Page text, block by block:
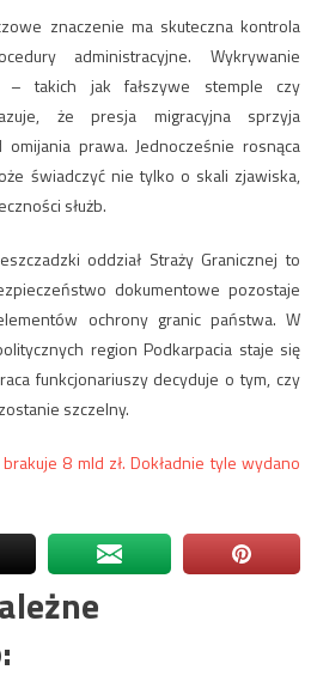
znaczenie ma skuteczna kontrola
administracyjne. Wykrywanie
– takich jak fałszywe stemple czy
że presja migracyjna sprzyja
prawa. Jednocześnie rosnąca
świadczyć nie tylko o skali zjawiska,
służb.
oddział Straży Granicznej to
dokumentowe pozostaje
ochrony granic państwa. W
region Podkarpacia staje się
funkcjonariuszy decyduje o tym, czy
szczelny.
8 mld zł. Dokładnie tyle wydano